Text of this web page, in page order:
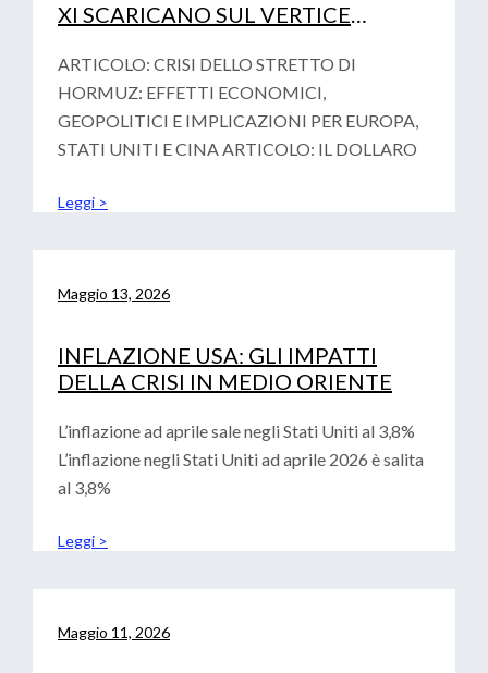
XI SCARICANO SUL VERTICE
VOTALITA’ GEOPOLITICA
ARTICOLO: CRISI DELLO STRETTO DI
HORMUZ: EFFETTI ECONOMICI,
GEOPOLITICI E IMPLICAZIONI PER EUROPA,
STATI UNITI E CINA ARTICOLO: IL DOLLARO
Leggi >
Maggio 13, 2026
INFLAZIONE USA: GLI IMPATTI
DELLA CRISI IN MEDIO ORIENTE
L’inflazione ad aprile sale negli Stati Uniti al 3,8%
L’inflazione negli Stati Uniti ad aprile 2026 è salita
al 3,8%
Leggi >
Maggio 11, 2026